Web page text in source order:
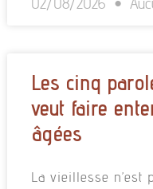
Les cinq
veut faire
âgées
La vieillesse n’est